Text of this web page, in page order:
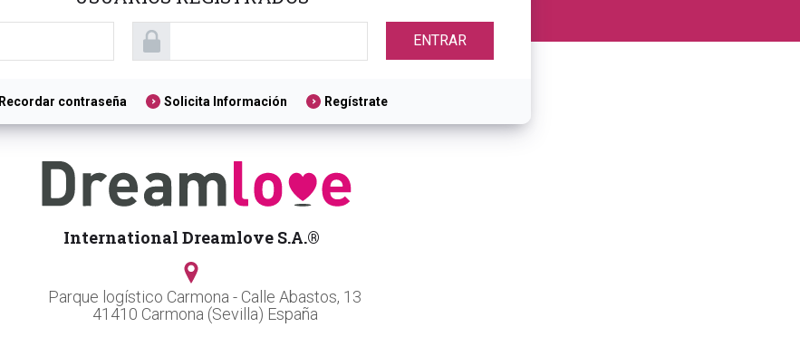
Recordar contraseña Solicita Información Regístrate
International Dreamlove S.A.®
Parque logístico Carmona - Calle Abastos, 13
41410 Carmona (Sevilla) España